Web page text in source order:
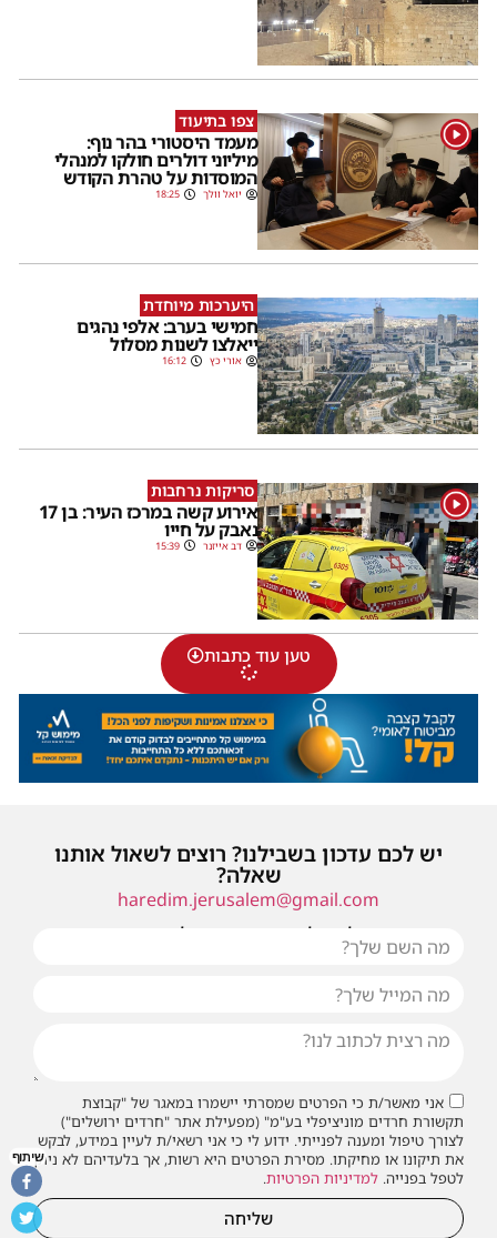
1 צפו בתיעוד
מעמד היסטורי בהר נוף:
מיליוני דולרים חולקו למנהלי
המוסדות על טהרת הקודש
יואל וולך 18:25
היערכות מיוחדת
חמישי בערב: אלפי נהגים
ייאלצו לשנות מסלול
אורי כץ 16:12
1 סריקות נרחבות
אירוע קשה במרכז העיר: בן 17
נאבק על חייו
דב אייזנר 15:39
טען עוד כתבות
יש לכם עדכון בשבילנו? רוצים לשאול אותנו
שאלה?
haredim.jerusalem@gmail.com
או שילחו אלינו פנייה ונחזור אליכם בהקדם
אני מאשר/ת כי הפרטים שמסרתי יישמרו במאגר של "קבוצת
תקשורת חרדים מוניציפלי בע"מ" (מפעילת אתר "חרדים ירושלים")
לצורך טיפול ומענה לפנייתי. ידוע לי כי אני רשאי/ת לעיין במידע, לבקש
את תיקונו או מחיקתו. מסירת הפרטים היא רשות, אך בלעדיהם לא ניתן
לטפל בפנייה. למדיניות הפרטיות.
שליחה
שיתוף